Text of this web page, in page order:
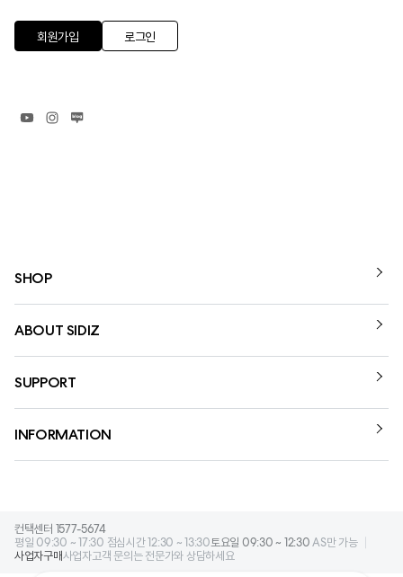
회원가입 로그인
SHOP
ABOUT SIDIZ
SUPPORT
INFORMATION
컨택센터 1577-5674
평일 09:30 ~ 17:30 점심시간 12:30 ~ 13:30토요일 09:30 ~ 12:30AS만 가능
사업자구매사업자고객 문의는 전문가와 상담하세요